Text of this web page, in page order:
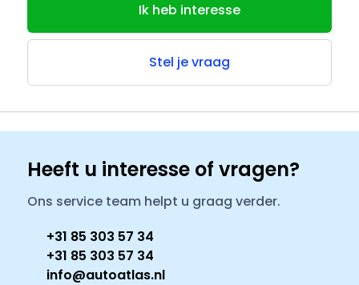
Ik heb interesse
Stel je vraag
Heeft u interesse of vragen?
Ons service team helpt u graag verder.
+31 85 303 57 34
+31 85 303 57 34
info@autoatlas.nl